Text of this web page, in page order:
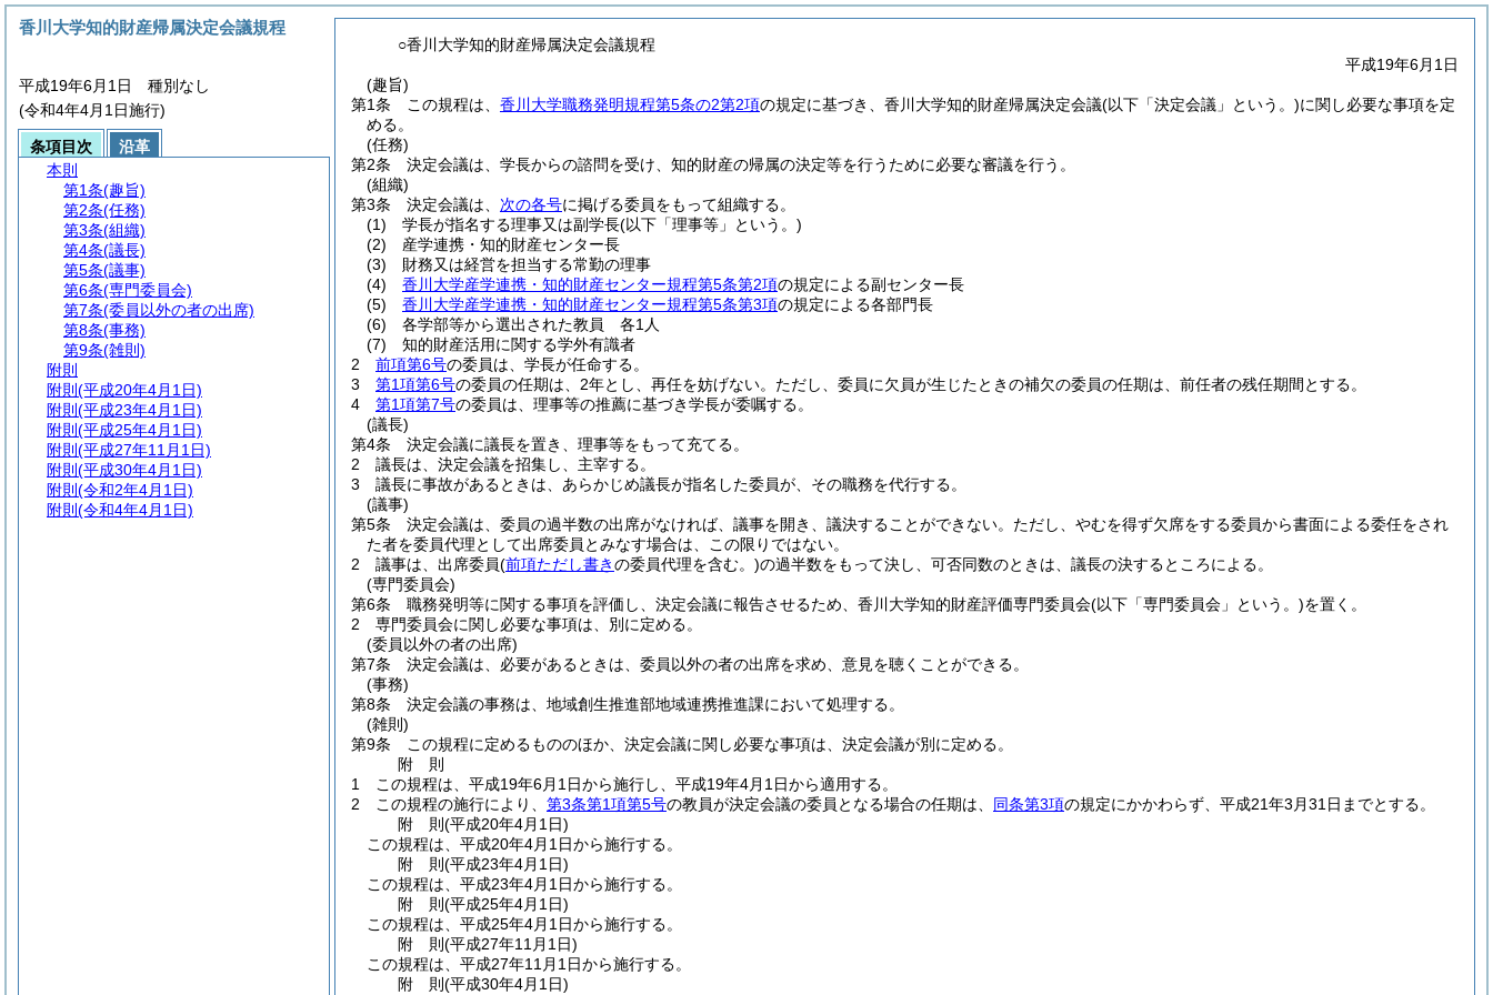
○香川大学知的財産帰属決定会議規程
平成19年6月1日
(趣旨)
第1条
この規程は、 香川大学職務発明規程第5条の2第2項の規定に基づき、香川大学知的財産帰属決定会議(以下「決定会議」という。)に関し必要な事項を定
める。
(任務)
第2条
決定会議は、学長からの諮問を受け、知的財産の帰属の決定等を行うために必要な審議を行う。
(組織)
第3条
決定会議は、 次の各号に掲げる委員をもって組織する。
(1)
学長が指名する理事又は副学長(以下「理事等」という。)
(2)
産学連携・知的財産センター長
(3)
財務又は経営を担当する常勤の理事
(4)
香川大学産学連携・知的財産センター規程第5条第2項の規定による副センター長
(5)
香川大学産学連携・知的財産センター規程第5条第3項の規定による各部門長
(6)
各学部等から選出された教員 各1人
(7)
知的財産活用に関する学外有識者
2
前項第6号の委員は、学長が任命する。
3
第1項第6号の委員の任期は、2年とし、再任を妨げない。 ただし、委員に欠員が生じたときの補欠の委員の任期は、前任者の残任期間とする。
4
第1項第7号の委員は、理事等の推薦に基づき学長が委嘱する。
(議長)
第4条
決定会議に議長を置き、理事等をもって充てる。
2
議長は、決定会議を招集し、主宰する。
3
議長に事故があるときは、あらかじめ議長が指名した委員が、その職務を代行する。
(議事)
第5条
決定会議は、委員の過半数の出席がなければ、議事を開き、議決することができない。 ただし、やむを得ず欠席をする委員から書面による委任をされ
た者を委員代理として出席委員とみなす場合は、この限りではない。
2
議事は、出席委員(前項ただし書きの委員代理を含む。)の過半数をもって決し、可否同数のときは、議長の決するところによる。
(専門委員会)
第6条
職務発明等に関する事項を評価し、決定会議に報告させるため、香川大学知的財産評価専門委員会(以下「専門委員会」という。)を置く。
2
専門委員会に関し必要な事項は、別に定める。
(委員以外の者の出席)
第7条
決定会議は、必要があるときは、委員以外の者の出席を求め、意見を聴くことができる。
(事務)
第8条
決定会議の事務は、地域創生推進部地域連携推進課において処理する。
(雑則)
第9条
この規程に定めるもののほか、決定会議に関し必要な事項は、決定会議が別に定める。
附 則
1
この規程は、平成19年6月1日から施行し、平成19年4月1日から適用する。
2
この規程の施行により、 第3条第1項第5号の教員が決定会議の委員となる場合の任期は、 同条第3項の規定にかかわらず、平成21年3月31日までとする。
附 則(平成20年4月1日)
この規程は、平成20年4月1日から施行する。
附 則(平成23年4月1日)
この規程は、平成23年4月1日から施行する。
附 則(平成25年4月1日)
この規程は、平成25年4月1日から施行する。
附 則(平成27年11月1日)
この規程は、平成27年11月1日から施行する。
附 則(平成30年4月1日)
香川大学知的財産帰属決定会議規程
平成19年6月1日 種別なし
(令和4年4月1日施行)
条項目次
沿革
本則
第1条(趣旨)
第2条(任務)
第3条(組織)
第4条(議長)
第5条(議事)
第6条(専門委員会)
第7条(委員以外の者の出席)
第8条(事務)
第9条(雑則)
附則
附則 (平成20年4月1日)
附則 (平成23年4月1日)
附則 (平成25年4月1日)
附則 (平成27年11月1日)
附則 (平成30年4月1日)
附則 (令和2年4月1日)
附則 (令和4年4月1日)